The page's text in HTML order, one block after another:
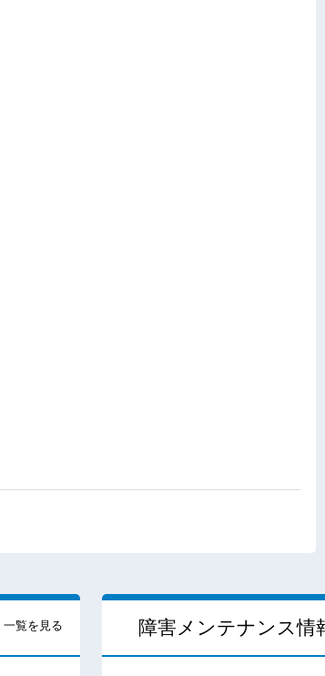
一覧を見る 障害メンテナンス情